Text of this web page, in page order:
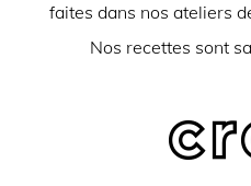
faites dans nos ateliers
Nos recettes sont